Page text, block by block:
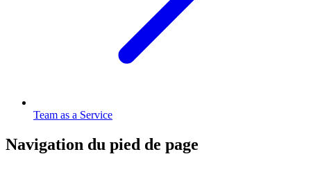
Team as a Service
Navigation du pied de page